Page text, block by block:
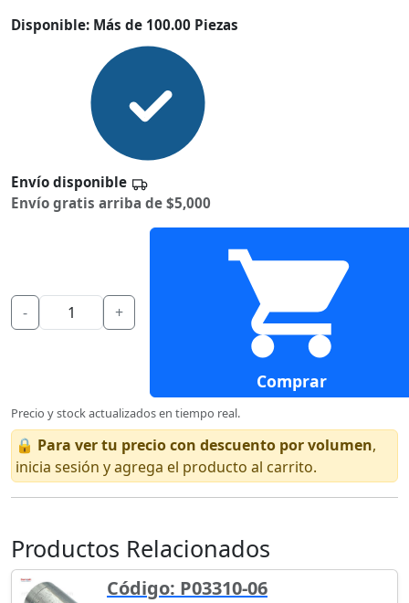
Disponible: Más de 100.00 Piezas
Envío disponible
Envío gratis arriba de $5,000
- +
Comprar
Precio y stock actualizados en tiempo real.
🔒 Para ver tu precio con descuento por volumen,
inicia sesión y agrega el producto al carrito.
Productos Relacionados
Código: P03310-06